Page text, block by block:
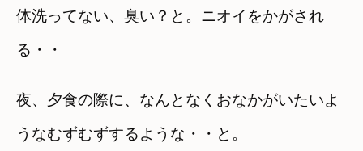
体洗ってない、臭い？と。ニオイをかがされ
る・・
夜、夕食の際に、なんとなくおなかがいたいよ
うなむずむずするような・・と。